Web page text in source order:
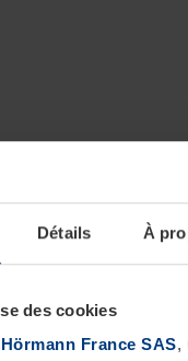
Détails À
des cookies
Hörmann France SAS,